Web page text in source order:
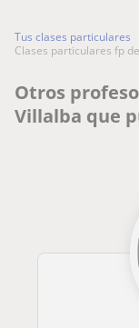
Tus clases particulares
clases particulares fp
Otros
Villalba que